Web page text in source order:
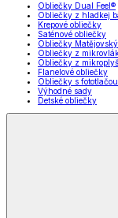
Obliečky Dual Feel®
Obliečky z hladkej
Krepové obliečky
Saténové obliečky
Obliečky Matějovský
Obliečky z
Obliečky z
Flanelové obliečky
Obliečky s fototlačou
Výhodné sady
Detské obliečky